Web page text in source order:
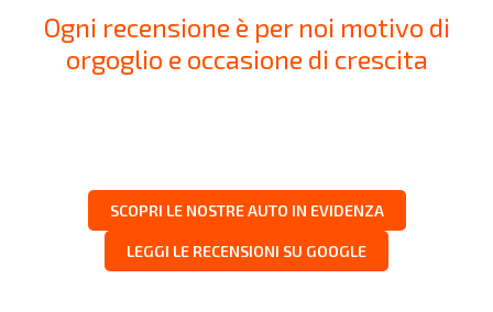
Ogni recensione è per noi motivo di
orgoglio e occasione di crescita
SCOPRI LE NOSTRE AUTO IN EVIDENZA
LEGGI LE RECENSIONI SU GOOGLE